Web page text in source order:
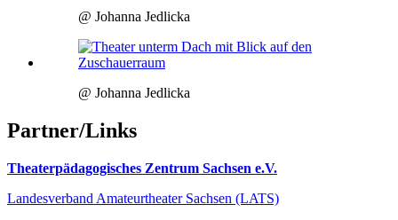
@ Johanna Jedlicka
@ Johanna Jedlicka
Partner/Links
Theaterpädagogisches Zentrum Sachsen e.V.
Landesverband Amateurtheater Sachsen (LATS)